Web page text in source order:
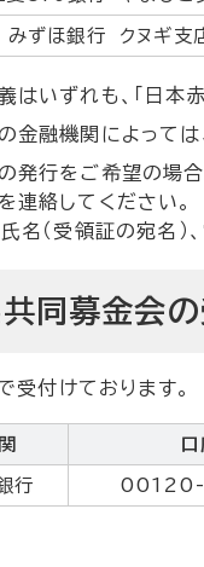
みずほ銀行 クヌギ支
はいずれも、「日本
金融機関によっては
発行をご希望の場
連絡してください。
氏名（受領証の宛名
同募金会
受付けております。
行